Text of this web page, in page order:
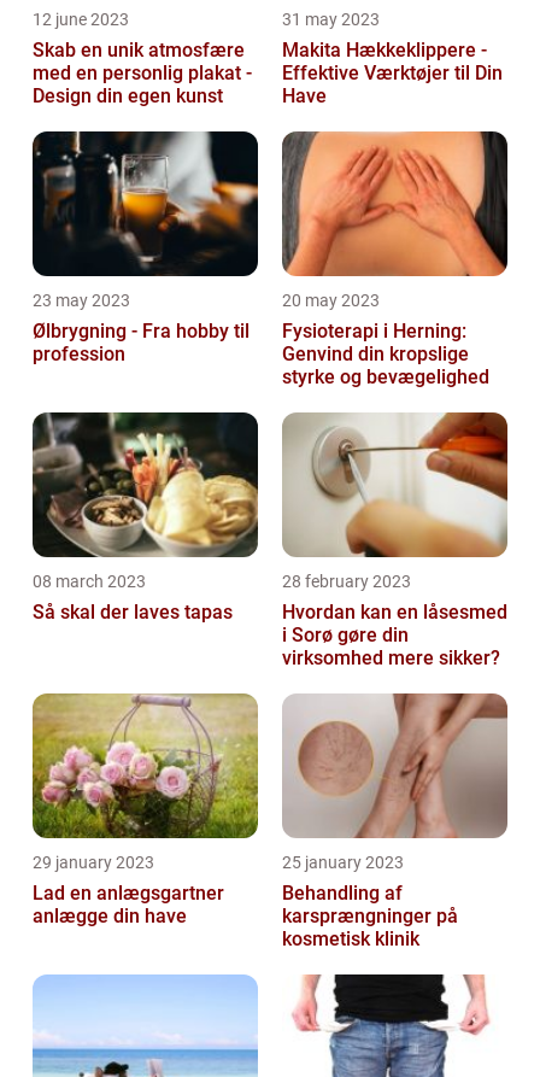
12 june 2023
Skab en unik atmosfære
med en personlig plakat -
Design din egen kunst
31 may 2023
Makita Hækkeklippere -
Effektive Værktøjer til Din
Have
23 may 2023
Ølbrygning - Fra hobby til
profession
20 may 2023
Fysioterapi i Herning:
Genvind din kropslige
styrke og bevægelighed
08 march 2023
Så skal der laves tapas
28 february 2023
Hvordan kan en låsesmed
i Sorø gøre din
virksomhed mere sikker?
29 january 2023
Lad en anlægsgartner
anlægge din have
25 january 2023
Behandling af
karsprængninger på
kosmetisk klinik